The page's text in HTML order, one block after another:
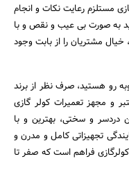
مستلزم رعایت نکات و انجام
به صورت بی عیب و نقص و با
مشتریان را از بابت وجود
رو هستید، صرف نظر از برند
و مجهز تعمیرات کولر گازی
و سختی، بهترین و با
تجهیزاتی کامل و مدرن و
فراهم است که صفر تا